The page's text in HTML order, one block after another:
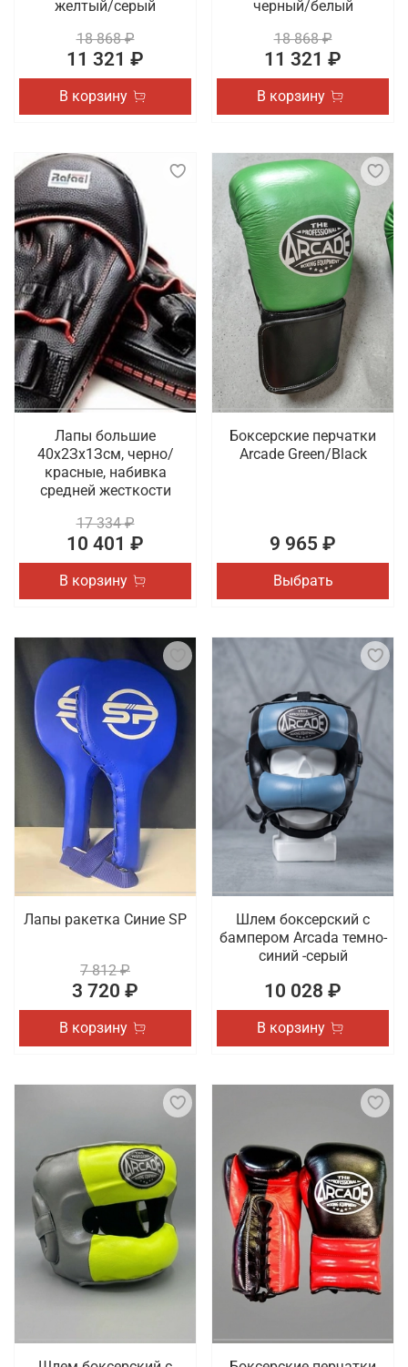
желтый/серый
18 868 ₽
11 321 ₽
В корзину
черный/белый
18 868 ₽
11 321 ₽
В корзину
Лапы большие
40х2Зх1Зсм, черно/
красные, набивка
средней жесткости
17 334 ₽
10 401 ₽
В корзину
Боксерские перчатки
Arcade Green/Black
9 965 ₽
Выбрать
Лапы ракетка Синие SP
7 812 ₽
3 720 ₽
В корзину
Шлем боксерский с
бампером Arcada темно-
синий -серый
10 028 ₽
В корзину